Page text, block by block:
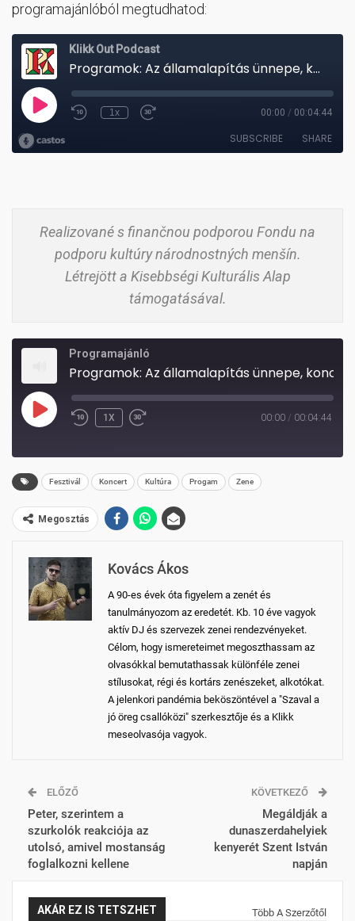
programajánlóból megtudhatod:
Realizované s finančnou podporou Fondu na
podporu kultúry národnostných menšín.
Létrejött a Kisebbségi Kulturális Alap
támogatásával.
Programajánló
PLAY
REWIND
1X
FAST
SECONDS
00:00 / 00:04:44
Fesztivál Koncert Kultúra Progam Zene
Megosztás
Kovács Ákos
A 90-es évek óta figyelem a zenét és
tanulmányozom az eredetét. Kb. 10 éve vagyok
aktív DJ és szervezek zenei rendezvényeket.
Célom, hogy ismereteimet megoszthassam az
olvasókkal bemutathassak különféle zenei
stílusokat, régi és kortárs zenészeket, alkotókat.
A jelenkori pandémia beköszöntével a "Szaval a
jó öreg csallóközi" szerkesztője és a Klikk
meseolvasója vagyok.
ELŐZŐ
Peter, szerintem a
szurkolók reakciója az
utolsó, amivel mostanság
foglalkozni kellene
KÖVETKEZŐ
Megáldják a
dunaszerdahelyiek
kenyerét Szent István
napján
AKÁR EZ IS TETSZHET Több A Szerzőtől